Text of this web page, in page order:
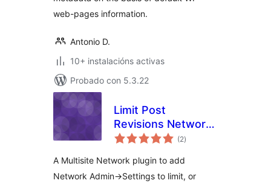
web-pages information.
Antonio D.
10+ instalacións activas
Probado con 5.3.22
Limit Post
Revisions Network
Option
(2valoracións
totais
)
A Multisite Network plugin to add
Network Admin->Settings to limit, or